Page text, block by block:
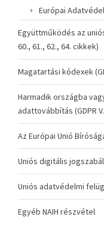
Európai
Együttműködés az
60., 61., 62., 64. cikkek)
Magatartási kódexek
Harmadik országba
adattovábbítás (GDPR
Az Európai Unió
Uniós digitális
Uniós adatvédelmi
Egyéb NAIH részvétel